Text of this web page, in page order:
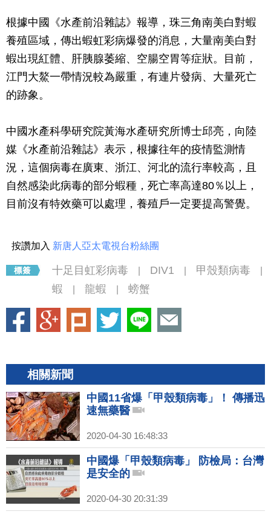
根據中國《水產前沿雜誌》報導，珠三角南美白對蝦
養殖區域，傳出蝦虹彩病爆發的消息，大量南美白對
蝦出現紅體、肝胰腺萎縮、空腸空胃等症狀。目前，
江門大鰲一帶情況較為嚴重，有連片發病、大量死亡
的跡象。
中國水產科學研究院黃海水產研究所博士邱亮，向陸
媒《水產前沿雜誌》表示，根據往年的疫情監測情
況，這個病毒在廣東、浙江、河北的流行率較高，且
自然感染此病毒的部分蝦種，死亡率高達80％以上，
目前沒有特效藥可以處理，養殖戶一定要提高警覺。
按讚加入 新唐人亞太電視台粉絲團
十足目虹彩病毒 DIV1 甲殼類病毒
蝦 龍蝦 螃蟹
相關新聞
中國11省爆「甲殼類病毒」！ 傳播迅
速無藥醫
2020-04-30 16:48:33
中國爆「甲殼類病毒」 防檢局：台灣
是安全的
2020-04-30 20:31:39